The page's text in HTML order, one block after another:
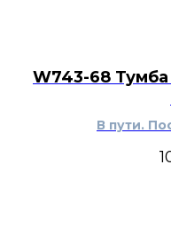
W743-68
В пути.